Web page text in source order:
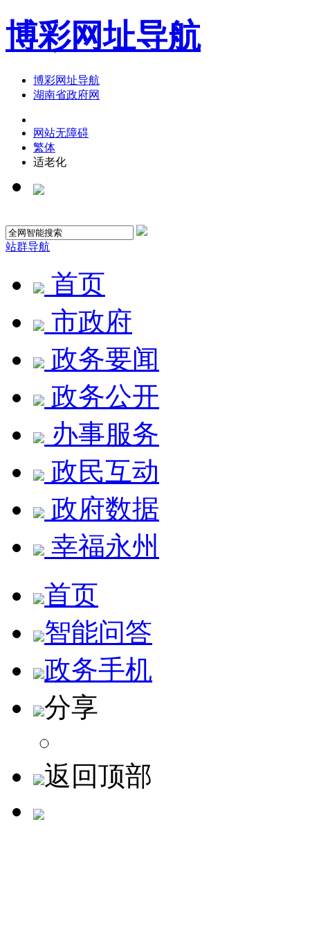
博彩网址导航
博彩网址导航
湖南省政府网
网站无障碍
繁体
适老化
站群导航
首页
市政府
政务要闻
政务公开
办事服务
政民互动
政府数据
幸福永州
首页
智能问答
政务手机
分享
返回顶部